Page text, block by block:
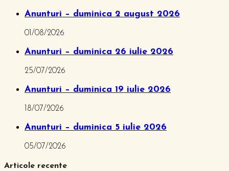
Anunturi – duminica 2 august 2026
01/08/2026
Anunturi – duminica 26 iulie 2026
25/07/2026
Anunturi – duminica 19 iulie 2026
18/07/2026
Anunturi – duminica 5 iulie 2026
05/07/2026
Articole recente